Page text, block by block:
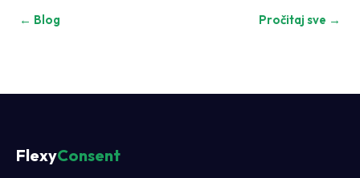
← Blog Pročitaj sve →
FlexyConsent